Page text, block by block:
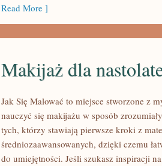
Read More ]
Makijaż dla
Jak Się Malować to miejsce stworzone z
nauczyć się makijażu w sposób
tych, którzy stawiają pierwsze kroki z
średniozaawansowanych, dzięki czemu
do umiejętności. Jeśli szukasz inspiracji